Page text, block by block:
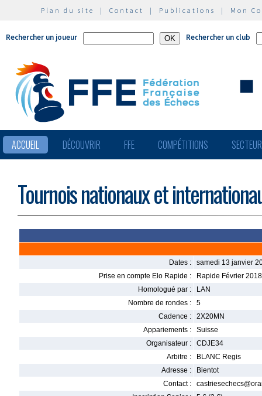
Plan du site | Contact | Publications | Mon
Rechercher un joueur Rechercher un club
ACCUEIL DÉCOUVRIR FFE COMPÉTITIONS
Tournois nationaux et
Dates :
samedi 13 janvier
Prise en compte Elo Rapide :
Rapide Février 2018
Homologué par :
LAN
Nombre de rondes :
5
Cadence :
2X20MN
Appariements :
Suisse
Organisateur :
CDJE34
Arbitre :
BLANC Regis
Adresse :
Bientot
Contact :